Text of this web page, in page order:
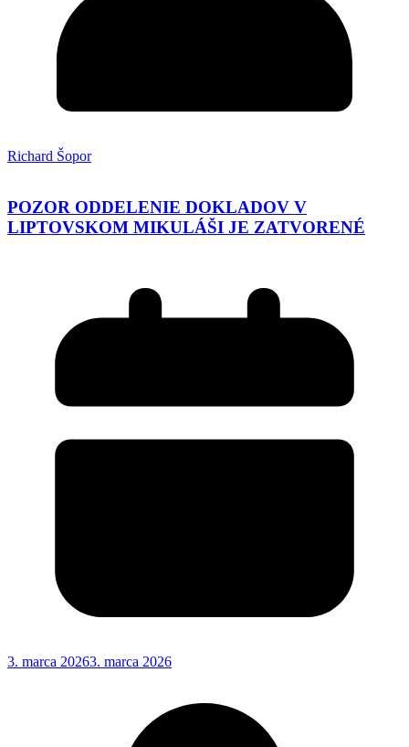
Richard Šopor
POZOR ODDELENIE DOKLADOV V
LIPTOVSKOM MIKULÁŠI JE ZATVORENÉ
3. marca 20263. marca 2026